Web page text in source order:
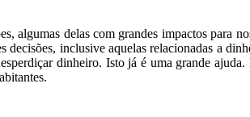
algumas delas com grandes impactos para
decisões, inclusive aquelas relacionadas a
dinheiro. Isto já é uma grande